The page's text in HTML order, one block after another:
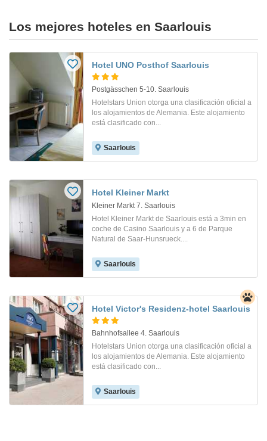
Los mejores hoteles en Saarlouis
Hotel UNO Posthof Saarlouis
Postgässchen 5-10. Saarlouis
Hotelstars Union otorga una clasificación oficial a
los alojamientos de Alemania. Este alojamiento
está clasificado con...
Saarlouis
Hotel Kleiner Markt
Kleiner Markt 7. Saarlouis
Hotel Kleiner Markt de Saarlouis está a 3min en
coche de Casino Saarlouis y a 6 de Parque
Natural de Saar-Hunsrueck....
Saarlouis
Hotel Victor's Residenz-hotel Saarlouis
Bahnhofsallee 4. Saarlouis
Hotelstars Union otorga una clasificación oficial a
los alojamientos de Alemania. Este alojamiento
está clasificado con...
Saarlouis